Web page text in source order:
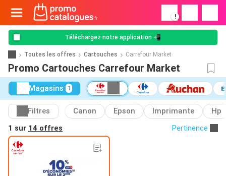
!
Téléchargez notre application 📲
Toutes les offres Cartouches Carrefour Market
Promo Cartouches Carrefour Market
Magasins 1
Filtres Canon Epson Imprimante
Hp
1 sur 14 offres Pertinence